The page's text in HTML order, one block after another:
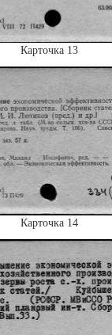
Карточка 13
Карточка 14